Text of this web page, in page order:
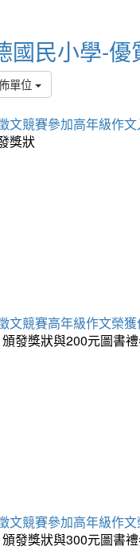
國民小學-優
單位
文競賽參加高年級作
獎狀
文競賽高年級作文榮
發獎狀與200元圖書
文競賽參加高年級作
發獎狀與300元圖書